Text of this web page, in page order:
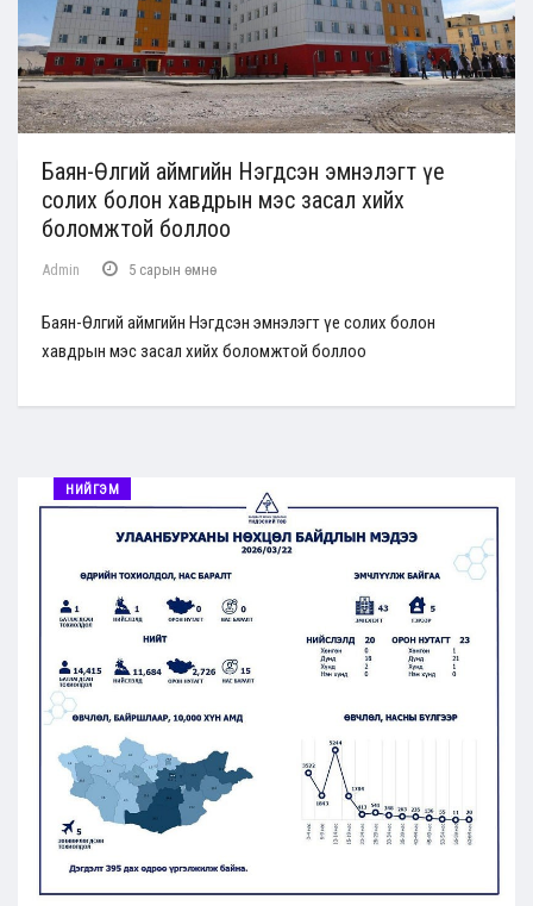
Баян-Өлгий аймгийн Нэгдсэн эмнэлэгт үе
солих болон хавдрын мэс засал хийх
боломжтой боллоо
Admin 5 сарын өмнө
Баян-Өлгий аймгийн Нэгдсэн эмнэлэгт үе солих болон
хавдрын мэс засал хийх боломжтой боллоо
НИЙГЭМ